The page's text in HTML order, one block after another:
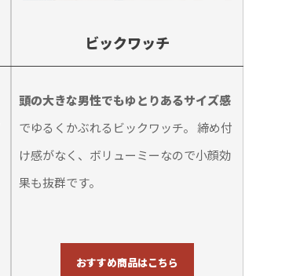
ビックワッチ
頭の大きな男性でもゆとりあるサイズ感
でゆるくかぶれるビックワッチ。 締め付
け感がなく、ボリューミーなので小顔効
果も抜群です。
おすすめ商品はこちら